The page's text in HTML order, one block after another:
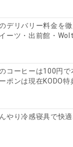
デリバリー料金を
ーツ・出前館・
コーヒーは100円で
ポンは現在KODO特
やり冷感寝具で快